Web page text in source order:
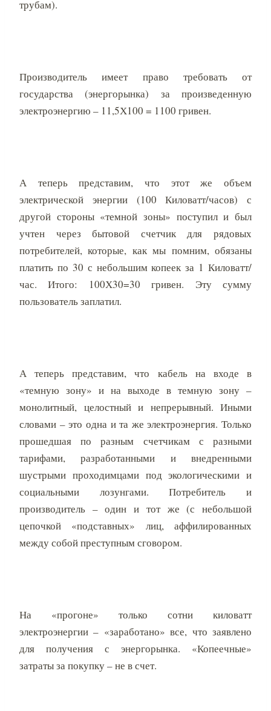
трубам).
Производитель имеет право требовать от
государства (энергорынка) за произведенную
электроэнергию – 11,5Х100 = 1100 гривен.
А теперь представим, что этот же объем
электрической энергии (100 Киловатт/часов) с
другой стороны «темной зоны» поступил и был
учтен через бытовой счетчик для рядовых
потребителей, которые, как мы помним, обязаны
платить по 30 с небольшим копеек за 1 Киловатт/
час. Итого: 100Х30=30 гривен. Эту сумму
пользователь заплатил.
А теперь представим, что кабель на входе в
«темную зону» и на выходе в темную зону –
монолитный, целостный и непрерывный. Иными
словами – это одна и та же электроэнергия. Только
прошедшая по разным счетчикам с разными
тарифами, разработанными и внедренными
шустрыми проходимцами под экологическими и
социальными лозунгами. Потребитель и
производитель – один и тот же (с небольшой
цепочкой «подставных» лиц, аффилированных
между собой преступным сговором.
На «прогоне» только сотни киловатт
электроэнергии – «заработано» все, что заявлено
для получения с энергорынка. «Копеечные»
затраты за покупку – не в счет.